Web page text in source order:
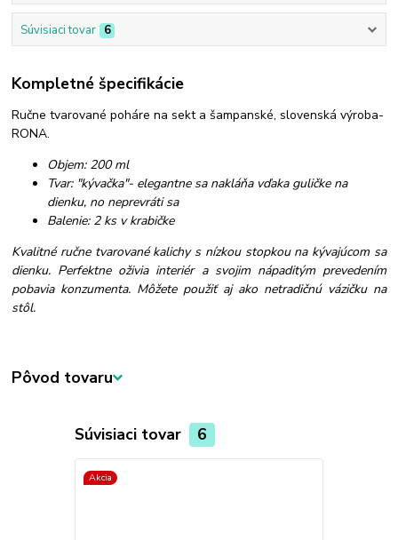
Súvisiaci tovar 6
Kompletné špecifikácie
Ručne tvarované poháre na sekt a šampanské, slovenská výroba-
RONA.
Objem: 200 ml
Tvar: "kývačka"- elegantne sa nakláňa vďaka guličke na
dienku, no neprevráti sa
Balenie: 2 ks v krabičke
Kvalitné ručne tvarované kalichy s nízkou stopkou na kývajúcom sa
dienku. Perfektne oživia interiér a svojim nápaditým prevedením
pobavia konzumenta. Môžete použiť aj ako netradičnú vázičku na
stôl.
Pôvod tovaru
Súvisiaci tovar 6
Akcia